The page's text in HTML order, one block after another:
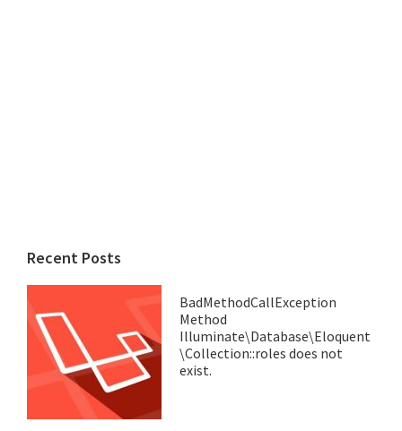
Recent Posts
BadMethodCallException
Method
Illuminate\Database\Eloquent
\Collection::roles does not
exist.